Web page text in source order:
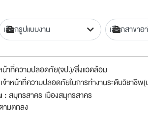
น้าที่ความปลอดภัย(จป.)/สิ่งแวดล้อม
เจ้าหน้าที่ความปลอดภัยในการทำงานระดับวิชาชีพ
:สมุทรสาคร เมืองสมุทรสาคร
ามตกลง